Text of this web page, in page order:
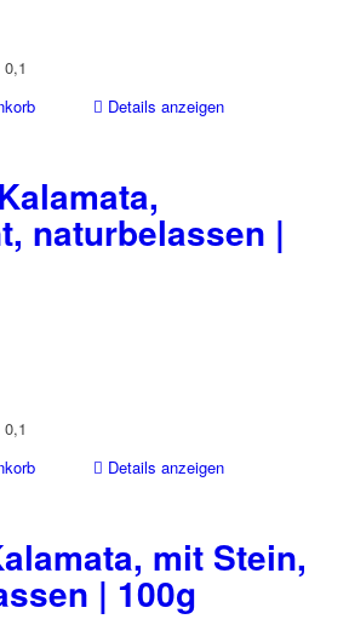
Details anzeigen
naturbelassen |
Details anzeigen
mit Stein,
| 100g